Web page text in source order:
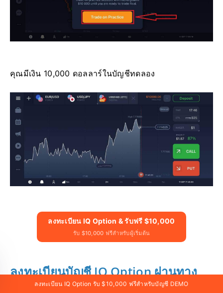
คุณมีเงิน 10,000 ดอลลาร์ในบัญชีทดลอง
ลงทะเบียน IQ Option & รับฟรี $10,000
รับ $10,000 ฟรีสำหรับผู้เริ่มต้น
ลงทะเบียนบัญชี IQ Option ผ่านทาง
ลงทะเบียน IQ Option รับ $10,000 ฟรีสำหรับบัญชี DEMO